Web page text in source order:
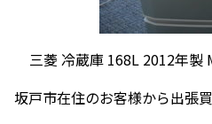
三菱 冷蔵庫 168L 2012年製
坂戸市在住のお客様から出張